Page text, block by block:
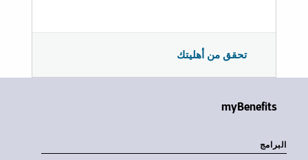
تحقق من أهليتك
myBenefits
البرامج